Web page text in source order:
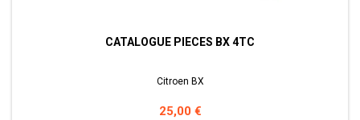
CATALOGUE PIECES BX 4TC
Citroen BX
Prix
25,00 €